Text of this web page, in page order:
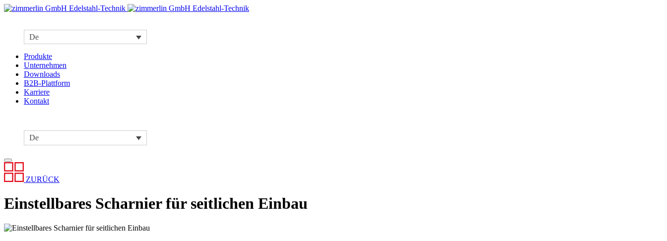
De
Produkte
Unternehmen
Downloads
B2B-Plattform
Karriere
Kontakt
De
ZURÜCK
Einstellbares Scharnier für seitlichen Einbau